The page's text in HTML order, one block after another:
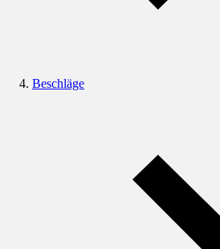
Beschläge